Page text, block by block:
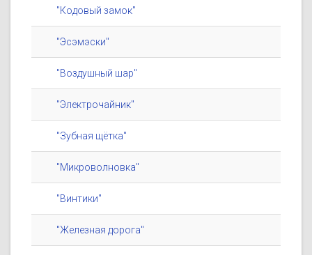
"Кодовый замок"
"Эсэмэски"
"Воздушный шар"
"Электрочайник"
"Зубная щётка"
"Микроволновка"
"Винтики"
"Железная дорога"